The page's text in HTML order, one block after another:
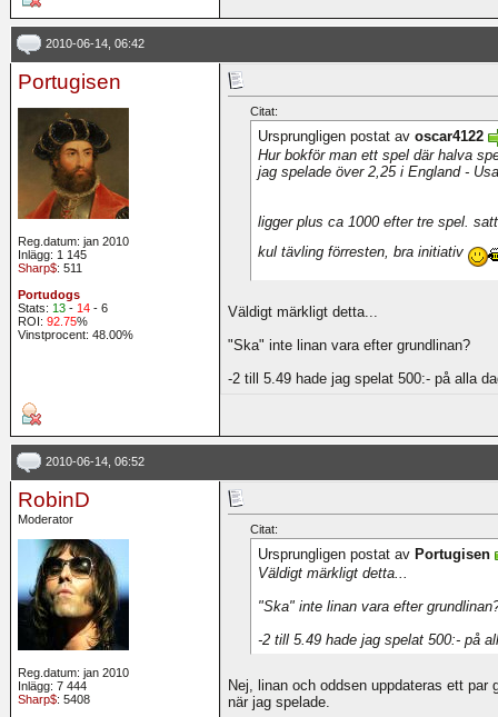
2010-06-14, 06:42
Portugisen
Reg.datum: jan 2010
Inlägg: 1 145
Sharp$: 511
Portudogs
Stats: 13 - 14 - 6
ROI: 92.75%
Vinstprocent: 48.00%
Citat:
Ursprungligen postat av oscar4122
Hur bokför man ett spel där halva
jag spelade över 2,25 i England - Usa
ligger plus ca 1000 efter tre spel.
kul tävling förresten, bra initiativ
Väldigt märkligt detta...
"Ska" inte linan vara efter grundlinan?
-2 till 5.49 hade jag spelat 500:- på alla
2010-06-14, 06:52
RobinD
Moderator
Reg.datum: jan 2010
Inlägg: 7 444
Sharp$: 5408
Citat:
Ursprungligen postat av Portugisen
Väldigt märkligt detta...
"Ska" inte linan vara efter
-2 till 5.49 hade jag spelat 500:- på
Nej, linan och oddsen uppdateras ett
när jag spelade.